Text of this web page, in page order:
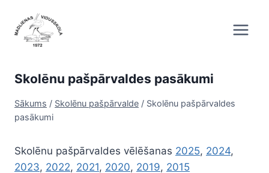
content
Skolēnu pašpārvaldes pasākumi
Sākums / Skolēnu pašpārvalde / Skolēnu pašpārvaldes
pasākumi
Skolēnu pašpārvaldes vēlēšanas 2025, 2024,
2023, 2022, 2021, 2020, 2019, 2015